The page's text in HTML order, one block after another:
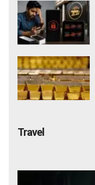
Travel